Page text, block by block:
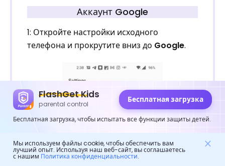
Аккаунт Google
1: Откройте настройки исходного
телефона и прокрутите вниз до Google.
FlashGet Kids
parental control
Бесплатная загрузка
Бесплатная загрузка, чтобы испытать все функции защиты детей.
Мы используем файлы cookie, чтобы обеспечить вам
лучший опыт. Используя наш веб-сайт, вы соглашаетесь
с нашим Политика конфиденциальности